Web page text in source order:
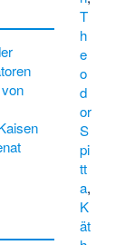
T
h
e
o
d
or
S
pi
tt
a,
K
ät